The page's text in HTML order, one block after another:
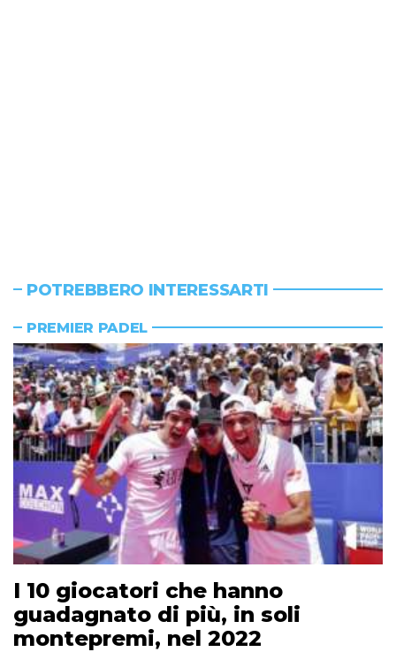
POTREBBERO INTERESSARTI
PREMIER PADEL
I 10 giocatori che hanno
guadagnato di più, in soli
montepremi, nel 2022